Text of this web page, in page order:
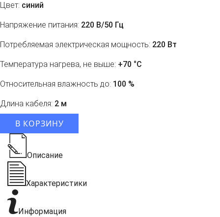
Цвет: синий
Напряжение питания: 220 В/50 Гц
Потребляемая электрическая мощность: 220 Вт
Температура нагрева, не выше: +70 °С
Относительная влажность до: 100 %
Длина кабеля: 2 м
В КОРЗИНУ
Описание
Характеристики
Информация